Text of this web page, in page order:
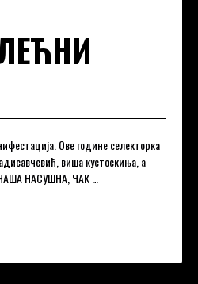
Ове године селекторка
виша кустоскиња, а
НАСУШНА, ЧАК …